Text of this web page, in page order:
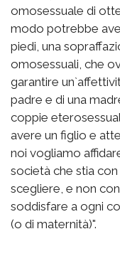
omosessuale di
modo potrebbe
piedi, una
omosessuali, che
garantire
padre e di una
coppie
avere un figlio e
noi vogliamo
società che stia
scegliere, e non
soddisfare a ogni
(o di maternità)".